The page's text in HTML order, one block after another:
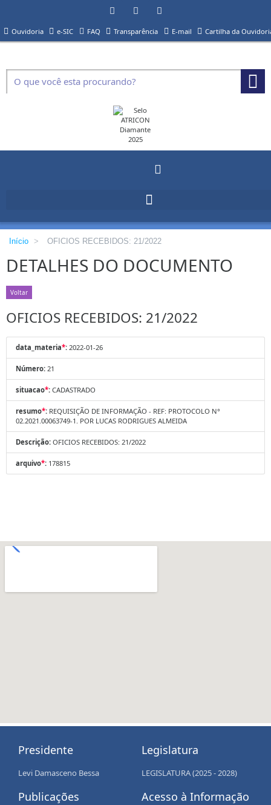
Ouvidoria e-SIC FAQ Transparência E-mail Cartilha da
Início > OFICIOS RECEBIDOS: 21/2022
DETALHES DO DOCUMENTO
Voltar
OFICIOS RECEBIDOS: 21/2022
data_materia*: 2022-01-26
Número: 21
situacao*: CADASTRADO
resumo*: REQUISIÇÃO DE INFORMAÇÃO - REF: PROTOCOLO N°
02.2021.00063749-1. POR LUCAS RODRIGUES ALMEIDA
Descrição: OFICIOS RECEBIDOS: 21/2022
arquivo*: 178815
Presidente
Levi Damasceno Bessa
Publicações
Legislatura
LEGISLATURA (2025 - 2028)
Acesso à Informação